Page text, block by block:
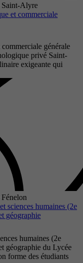
Saint-Alyre
et commerciale
générale
privé Saint-
exigeante qui
sciences humaines (2e
géographie
humaines (2e
géographie du Lycée
forme des étudiants